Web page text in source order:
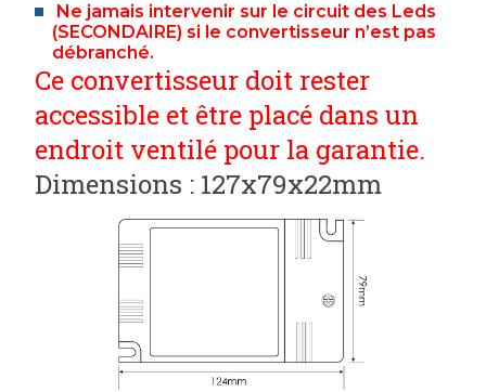
Ne jamais intervenir sur le circuit des Leds
(SECONDAIRE) si le convertisseur n’est pas
débranché.
Ce convertisseur doit rester
accessible et être placé dans un
endroit ventilé pour la garantie.
Dimensions : 127x79x22mm